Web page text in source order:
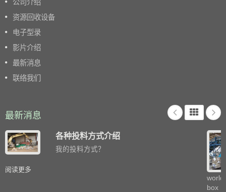
公司介绍
资源回收设备
电子型录
影片介绍
最新消息
联络我们
最新消息
各种投料方式介绍
我的投料方式？
阅读更多
world
box